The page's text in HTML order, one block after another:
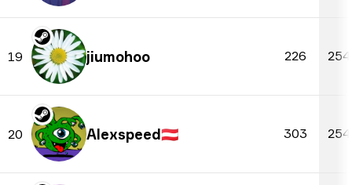
19 jiumohoo 226
20 Alexspeed🇦🇹 303